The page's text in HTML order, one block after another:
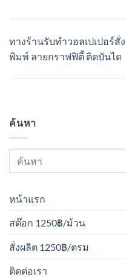
ทางร้านรับทำวอลเปเปอร์สั่ง
พิมพ์ ลายกราฟฟิตี้ ติดบันได
ค้นหา
หน้าแรก
สต๊อก 1250฿/ม้วน
สั่งผลิต 1250฿/ตรม
ติดต่อเรา